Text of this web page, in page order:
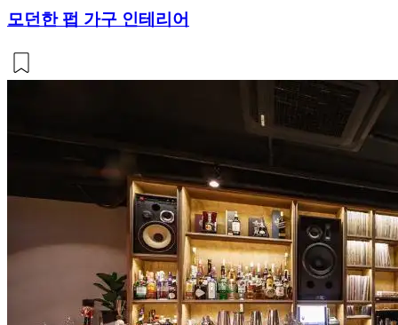
모던한 펍 가구 인테리어